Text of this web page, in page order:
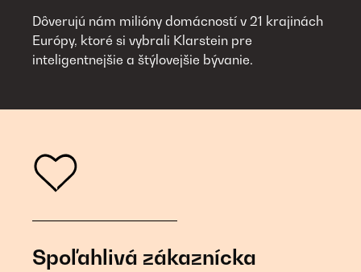
Dôverujú nám milióny domácností v 21 krajinách
Európy, ktoré si vybrali Klarstein pre
inteligentnejšie a štýlovejšie bývanie.
Spoľahlivá zákaznícka